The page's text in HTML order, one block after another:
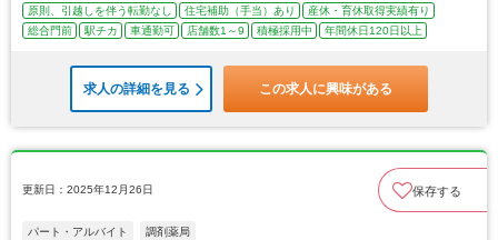
原則、引越しを伴う転勤なし
住宅補助（手当）あり
産休・育休取得実績有り
総合門前
駅チカ 車通勤可 店舗数1～9 積極採用中 年間休日120日以上
求人の詳細を見る この求人に興味がある
更新日：2025年12月26日 保存する
パート・アルバイト 調剤薬局